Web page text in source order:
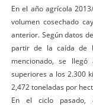
En el año agrícola
volumen cosechado
anterior. Según datos
partir de la caída de
mencionado, se
superiores a los 2.300
2,472 toneladas por
En el ciclo pasado,